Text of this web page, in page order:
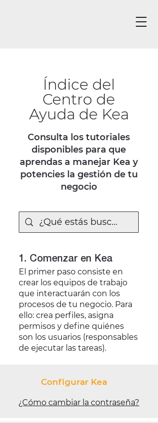
Índice del
Centro de
Ayuda de Kea
Consulta los tutoriales
disponibles para que
aprendas a manejar Kea y
potencies la gestión de tu
negocio
1. Comenzar en Kea
El primer paso consiste en
crear los equipos de trabajo
que interactuarán con los
procesos de tu negocio. Para
ello: crea perfiles, asigna
permisos y define quiénes
son los usuarios (responsables
de ejecutar las tareas).
Configurar Kea
¿Cómo cambiar la contraseña?